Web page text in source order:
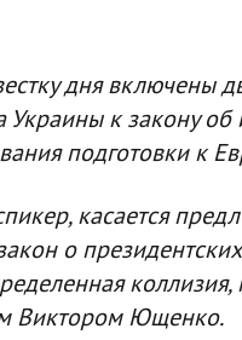
дня включены
к закону
подготовки к
касается
о
Виктором Ющенко.